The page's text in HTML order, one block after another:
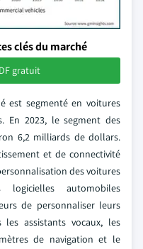
clés du marché
gratuit
est segmenté en voitures
En 2023, le segment des
6,2 milliards de dollars.
et de connectivité
des voitures
logicielles automobiles
de personnaliser leurs
assistants vocaux, les
de navigation et le